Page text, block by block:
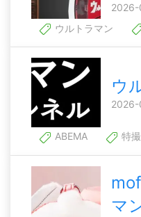
ウルトラマン
ウ
2026-
ABEMA 特撮
マ